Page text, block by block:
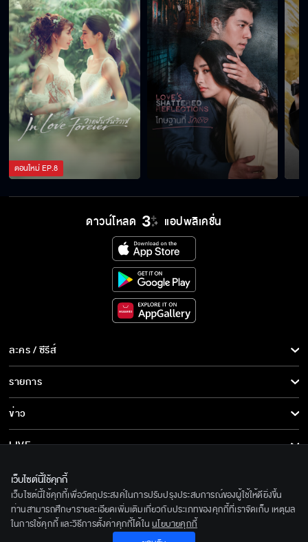
ตอนใหม่EP.8
ดาวน์โหลด แอปพลิเคชั่น
ละคร / ซีรีส์
ละคร/ซีรีส์
ซีรีส์นานาชาติ
การ์ตูน & เกม
รายการ
รายการทั้งหมด
ข่าว
ข่าวทั้งหมด
ข่าวประชาสัมพันธ์
LIVE
เกี่ยวกับเรา
BEC World
รู้จักเรา
ติดตามเราได้ที่
เว็บไซต์นี้ใช้คุกกี้
เว็บไซต์นี้ใช้คุกกี้เพื่อวัตถุประสงค์ในการปรับปรุงประสบการณ์ของผู้ใช้ให้ดียิ่งขึ้น
ท่านสามารถศึกษารายละเอียดเพิ่มเติมเกี่ยวกับประเภทของคุกกี้ที่เราจัดเก็บ เหตุผล
ในการใช้คุกกี้ และวิธีการตั้งค่าคุกกี้ได้ใน นโยบายคุกกี้